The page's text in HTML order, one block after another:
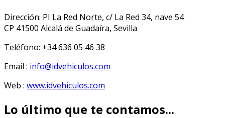
Dirección: PI La Red Norte, c/ La Red 34, nave 54
CP 41500 Alcalá de Guadaíra, Sevilla
Teléfono: +34 636 05 46 38
Email : info@idvehiculos.com
Web : www.idvehiculos.com
Lo último que te contamos...